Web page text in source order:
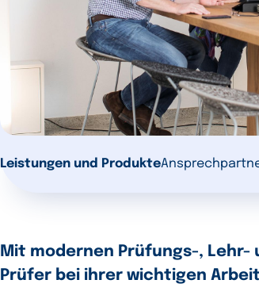
Leistungen und Produkte
Mit modernen Prüfungs-,
Prüfer bei ihrer wichtigen